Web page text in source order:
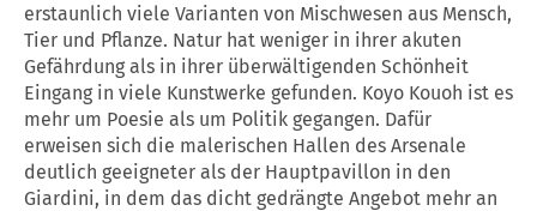
erstaunlich viele Varianten von Mischwesen aus Mensch,
Tier und Pflanze. Natur hat weniger in ihrer akuten
Gefährdung als in ihrer überwältigenden Schönheit
Eingang in viele Kunstwerke gefunden. Koyo Kouoh ist es
mehr um Poesie als um Politik gegangen. Dafür
erweisen sich die malerischen Hallen des Arsenale
deutlich geeigneter als der Hauptpavillon in den
Giardini, in dem das dicht gedrängte Angebot mehr an